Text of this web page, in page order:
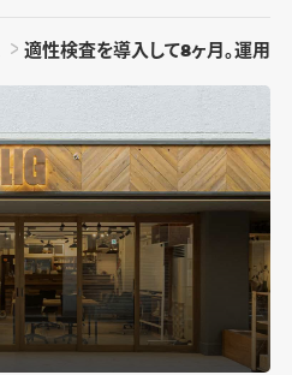
適性検査を導入して8ヶ月。運用し